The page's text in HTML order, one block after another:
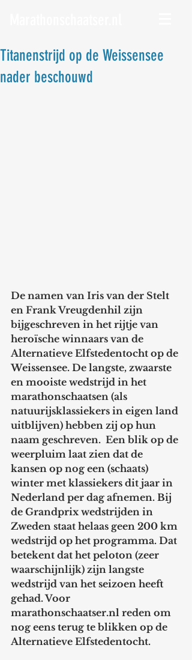
Titanenstrijd op de Weissensee
nader beschouwd
De namen van Iris van der Stelt
en Frank Vreugdenhil zijn
bijgeschreven in het rijtje van
heroïsche winnaars van de
Alternatieve Elfstedentocht op de
Weissensee. De langste, zwaarste
en mooiste wedstrijd in het
marathonschaatsen (als
natuurijsklassiekers in eigen land
uitblijven) hebben zij op hun
naam geschreven.  Een blik op de
weerpluim laat zien dat de
kansen op nog een (schaats)
winter met klassiekers dit jaar in
Nederland per dag afnemen. Bij
de Grandprix wedstrijden in
Zweden staat helaas geen 200 km
wedstrijd op het programma. Dat
betekent dat het peloton (zeer
waarschijnlijk) zijn langste
wedstrijd van het seizoen heeft
gehad. Voor
marathonschaatser.nl reden om
nog eens terug te blikken op de
Alternatieve Elfstedentocht.